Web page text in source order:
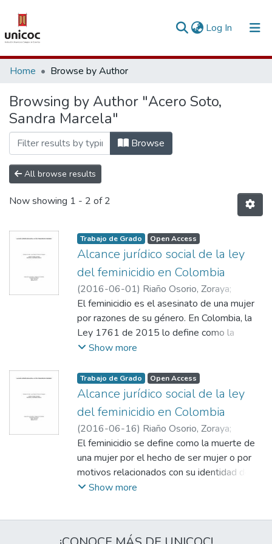
Log In (current)
Communities & Collections
Research Outputs
Fundings & Projects
People
Statistics
Home Browse by Author
Browsing by Author "Acero Soto,
Sandra Marcela"
Browse
All browse results
Now showing 1 - 2 of 2
Trabajo de Grado Open Access
Alcance jurídico social de la ley
del feminicidio en Colombia
(2016-06-01) Riaño Osorio, Zoraya;
Guerrero Ardila, Eduardo;
Acero Soto, Sandra Marcela
El feminicidio es el asesinato de una mujer
por razones de su género. En Colombia, la
Ley 1761 de 2015 lo define como la
muerte de una mujer por su condición de ser
identidad de género, con el objetivo de
proteger el derecho a la vida de las
mujeres. Este delito puede estar
influenciado por diversos factores como la
violencia intrafamiliar, las condiciones
económicas, los antecedentes de violencia
del agresor, la cultura y el entorno social. Sin
embargo, el trabajo plantea que no era
necesario crear el feminicidio como un delito
agravante en el Código Penal. Según el
autor, la creación de la ley puede
Show more
Trabajo de Grado Open Access
Alcance jurídico social de la ley
del feminicidio en Colombia
(2016-06-16) Riaño Osorio, Zoraya;
Guerrero Ardila, Eduardo;
Acero Soto, Sandra Marcela
El feminicidio se define como la muerte de
una mujer por el hecho de ser mujer o por
motivos relacionados con su identidad de
género, conforme al artículo 2° de la Ley
y busca proteger el derecho a la vida de las
Show more